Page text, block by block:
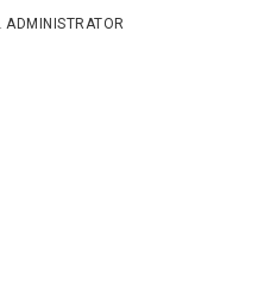
ADMINISTRATOR